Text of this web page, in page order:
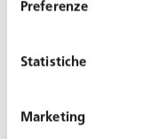
Preferenze
Statistiche
Marketing
Milano 2002
Biagi
sistema